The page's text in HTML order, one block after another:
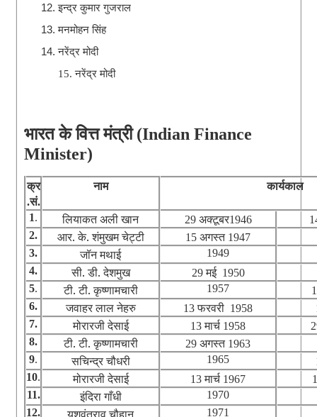
12. इन्द्र कुमार गुजराल
13. मनमोहन सिंह
14. नरेंद्र मोदी
15.नरेंद्र मोदी
भारत के वित्तमंत्री (Indian Finance
Minister)
क्र
.सं.
नाम कार्यकाल
1. लियाकत अली खान 29 अक्टूबर1946
2.
आर. के. शंमुखम चेट्टी 15अगस्त 1947
3.
जॉन मथाई
1949
4.
सी. डी. देशमुख 29मई 1950
5. टी. टी. कृष्णामचारी 1957
6.
जवाहर लाल नेहरु 13फरवरी 1958
7.
मोरारजी देसाई 13मार्च 1958
8.
टी. टी. कृष्णामचारी 29अगस्त 1963
9. सचिन्द्र चौधरी 1965
10. मोरारजी देसाई 13मार्च 1967
11.
इंदिरा गाँधी
1970
12.
1971